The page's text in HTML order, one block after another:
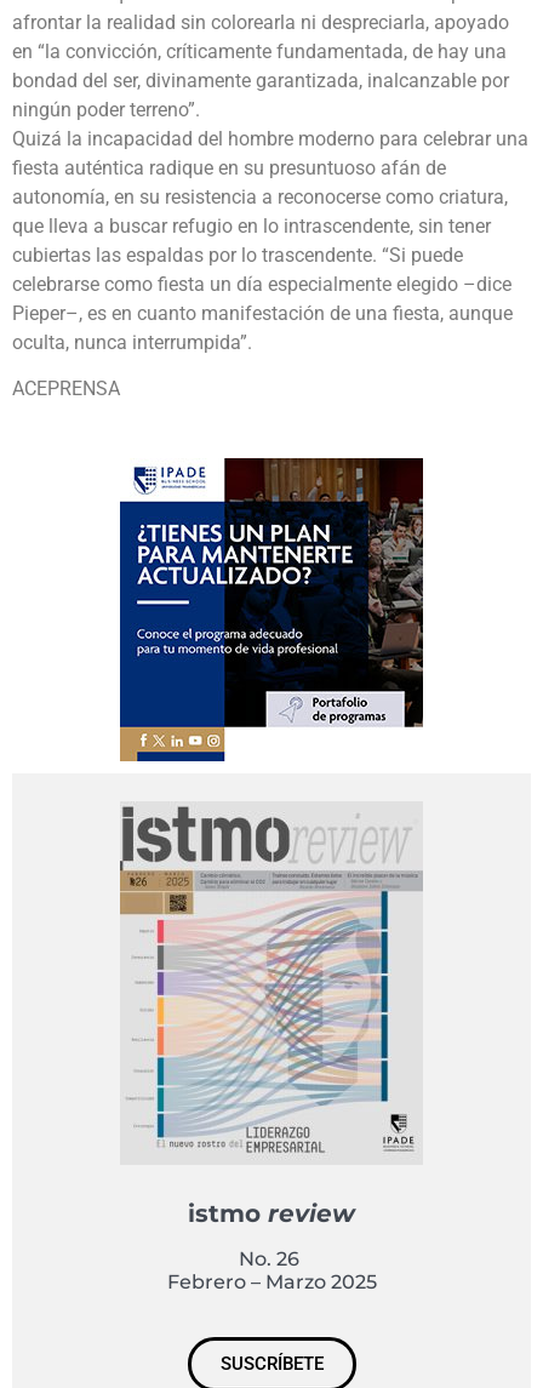
afrontar la realidad sin colorearla ni despreciarla, apoyado
en “la convicción, críticamente fundamentada, de hay una
bondad del ser, divinamente garantizada, inalcanzable por
ningún poder terreno”.
Quizá la incapacidad del hombre moderno para celebrar una
fiesta auténtica radique en su presuntuoso afán de
autonomía, en su resistencia a reconocerse como criatura,
que lleva a buscar refugio en lo intrascendente, sin tener
cubiertas las espaldas por lo trascendente. “Si puede
celebrarse como fiesta un día especialmente elegido –dice
Pieper–, es en cuanto manifestación de una fiesta, aunque
oculta, nunca interrumpida”.
ACEPRENSA
istmo review
No. 26
Febrero – Marzo 2025
SUSCRÍBETE